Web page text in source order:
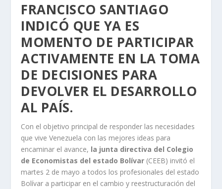
FRANCISCO SANTIAGO
INDICÓ QUE YA ES
MOMENTO DE PARTICIPAR
ACTIVAMENTE EN LA TOMA
DE DECISIONES PARA
DEVOLVER EL DESARROLLO
AL PAÍS.
Con el objetivo principal de responder las necesidades
que vive Venezuela con las mejores ideas para
encaminar el avance, la junta directiva del Colegio
de Economistas del estado Bolívar (CEEB) invitó el
martes 2 de mayo a todos los profesionales del estado
Bolívar a participar en el cambio y reestructuración del